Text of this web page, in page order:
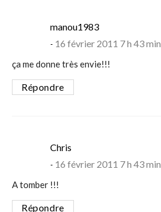
manou1983says:
16 février 2011 7 h 43 min
ça me donne très envie!!!
Répondre
Chris
16 février 2011 7 h 43 min
A tomber !!!
Répondre